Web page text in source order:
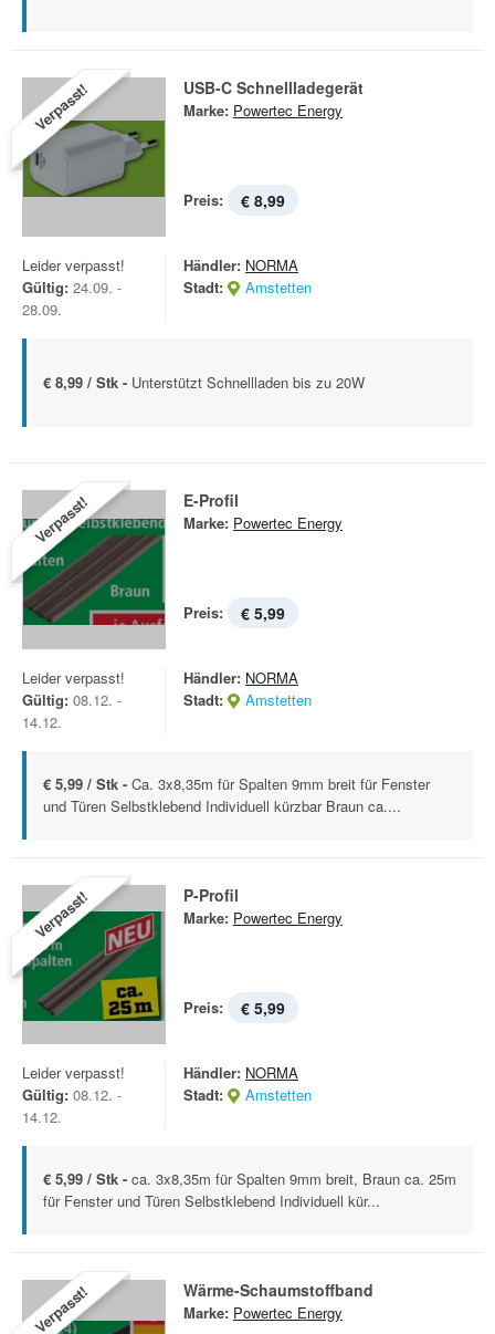
Verpasst! USB-C Schnellladegerät
Marke: Powertec Energy
Preis: € 8,99
Leider verpasst!
Gültig: 24.09. -
28.09.
Händler: NORMA
Stadt:
Amstetten
€ 8,99 / Stk - Unterstützt Schnellladen bis zu 20W
Verpasst! E-Profil
Marke: Powertec Energy
Preis: € 5,99
Leider verpasst!
Gültig: 08.12. -
14.12.
Händler: NORMA
Stadt:
Amstetten
€ 5,99 / Stk - Ca. 3x8,35m für Spalten 9mm breit für Fenster
und Türen Selbstklebend Individuell kürzbar Braun ca....
Verpasst! P-Profil
Marke: Powertec Energy
Preis: € 5,99
Leider verpasst!
Gültig: 08.12. -
14.12.
Händler: NORMA
Stadt:
Amstetten
€ 5,99 / Stk - ca. 3x8,35m für Spalten 9mm breit, Braun ca. 25m
für Fenster und Türen Selbstklebend Individuell kür...
Verpasst! Wärme-Schaumstoffband
Marke: Powertec Energy